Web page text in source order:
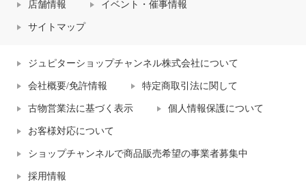
店舗情報 イベント・催事情報
サイトマップ
ジュピターショップチャンネル株式会社について
会社概要/免許情報 特定商取引法に関して
古物営業法に基づく表示 個人情報保護について
お客様対応について
ショップチャンネルで商品販売希望の事業者募集中
採用情報